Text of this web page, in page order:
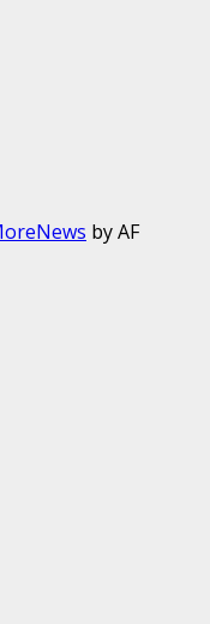
by AF